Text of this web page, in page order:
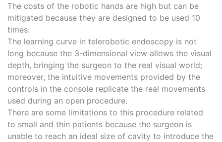
The costs of the robotic hands are high but can be
mitigated because they are designed to be used 10
times.
The learning curve in telerobotic endoscopy is not
long because the 3-dimensional view allows the visual
depth, bringing the surgeon to the real visual world;
moreover, the intuitive movements provided by the
controls in the console replicate the real movements
used during an open procedure.
There are some limitations to this procedure related
to small and thin patients because the surgeon is
unable to reach an ideal size of cavity to introduce the